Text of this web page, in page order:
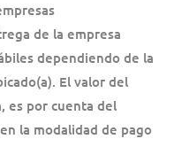
de la empresa
dependiendo de la
El valor del
es por cuenta del
la modalidad de pago